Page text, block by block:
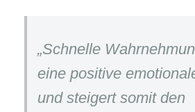
„Schnelle
eine positive
und steigert somit den